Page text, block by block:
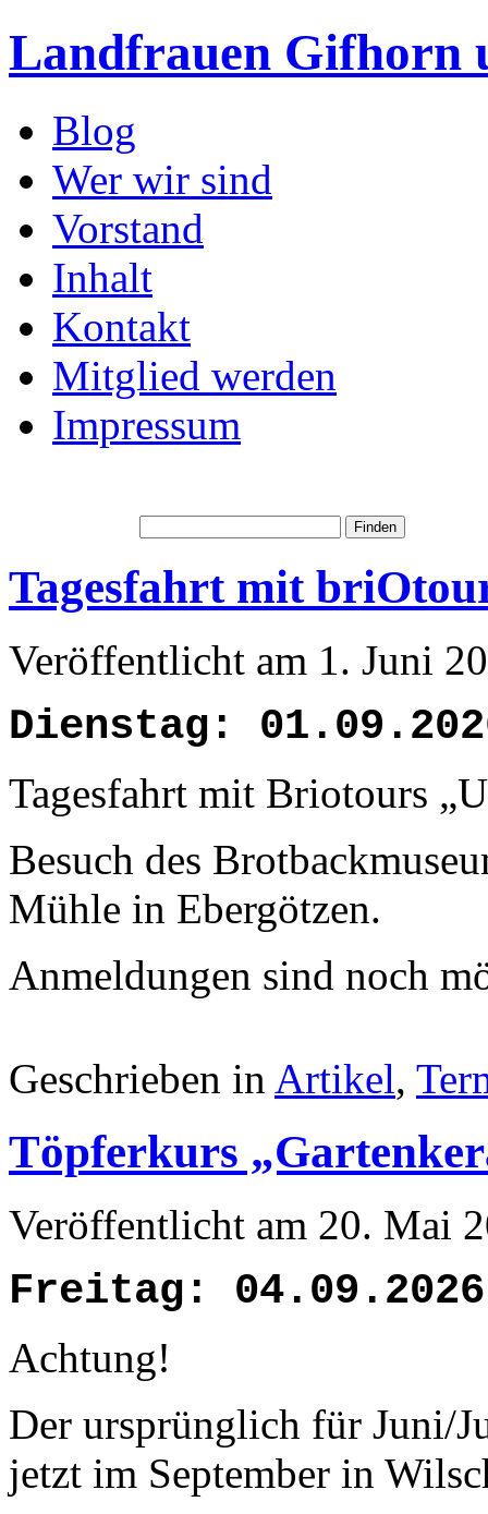
Landfrauen Gifhorn
Blog
Wer wir sind
Vorstand
Inhalt
Kontakt
Mitglied werden
Impressum
Tagesfahrt mit
Veröffentlicht am 1. Juni
Dienstag:
Tagesfahrt mit Briotours
Besuch des
Mühle in Ebergötzen.
Anmeldungen sind noch
Geschrieben in Artikel,
Töpferkurs
Veröffentlicht am 20. Mai
Freitag:
Achtung!
Der ursprünglich für Juni/
jetzt im September in